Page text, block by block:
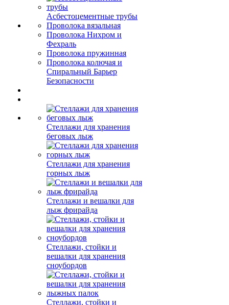
Асбестоцементные трубы
Проволока вязальная
Проволока Нихром и
Фехраль
Проволока пружинная
Проволока колючая и
Спиральный Барьер
Безопасности
Стеллажи для хранения
беговых лыж
Стеллажи для хранения
горных лыж
Стеллажи и вешалки для
лыж фрирайда
Стеллажи, стойки и
вешалки для хранения
сноубордов
Стеллажи, стойки и